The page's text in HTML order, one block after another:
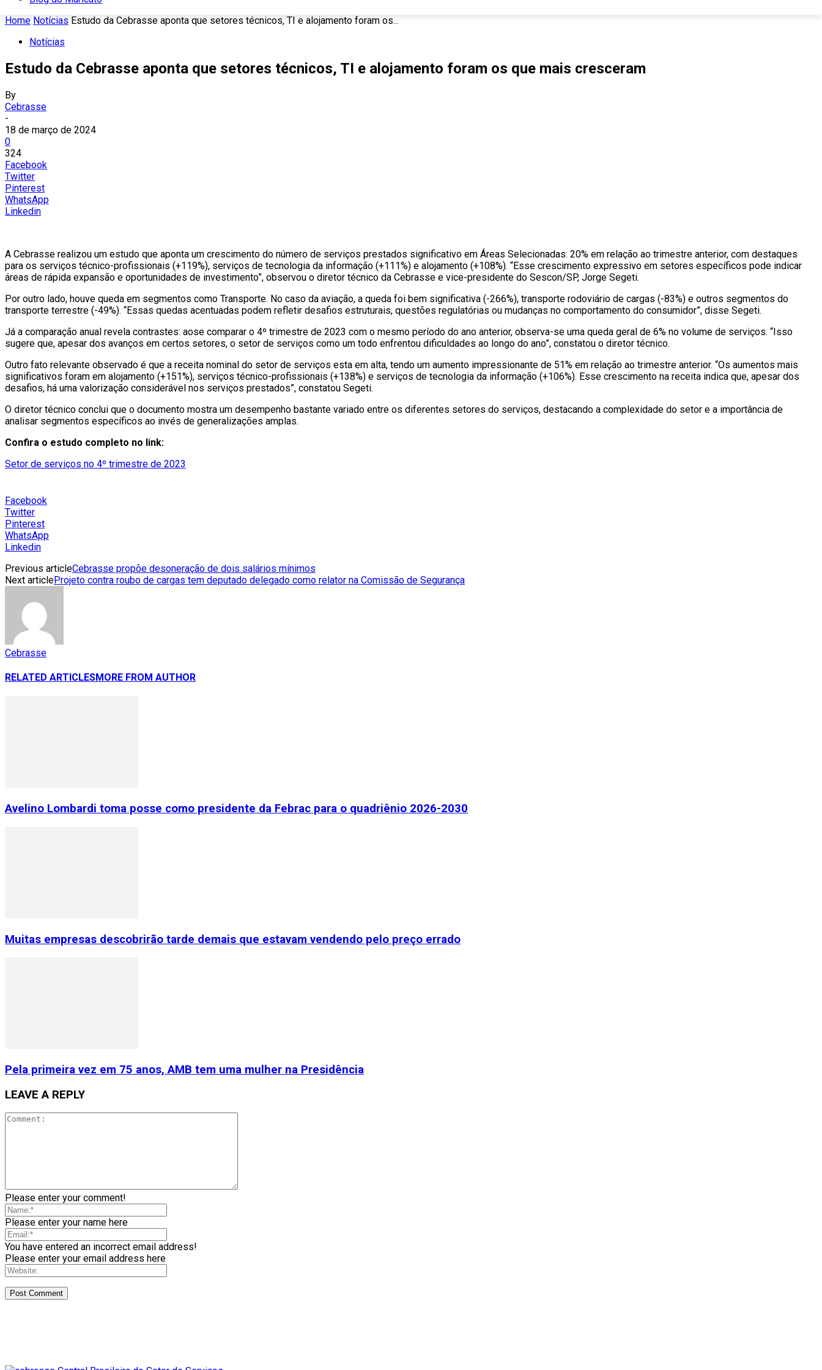
Home Notícias Estudo da Cebrasse aponta que setores técnicos, TI e alojamento foram os...
Notícias
Estudo da Cebrasse aponta que setores técnicos, TI e alojamento foram os que mais cresceram
By
Cebrasse
-
18 de março de 2024
0
324
Facebook
Twitter
Pinterest
WhatsApp
Linkedin
A Cebrasse realizou um estudo que aponta um crescimento do número de serviços prestados significativo em Áreas Selecionadas: 20% em relação ao trimestre anterior, com destaques
para os serviços técnico-profissionais (+119%), serviços de tecnologia da informação (+111%) e alojamento (+108%). “Esse crescimento expressivo em setores específicos pode indicar
áreas de rápida expansão e oportunidades de investimento”, observou o diretor técnico da Cebrasse e vice-presidente do Sescon/SP, Jorge Segeti.
Por outro lado, houve queda em segmentos como Transporte. No caso da aviação, a queda foi bem significativa (-266%), transporte rodoviário de cargas (-83%) e outros segmentos do
transporte terrestre (-49%). “Essas quedas acentuadas podem refletir desafios estruturais, questões regulatórias ou mudanças no comportamento do consumidor”, disse Segeti.
Já a comparação anual revela contrastes: aose comparar o 4º trimestre de 2023 com o mesmo período do ano anterior, observa-se uma queda geral de 6% no volume de serviços. “Isso
sugere que, apesar dos avanços em certos setores, o setor de serviços como um todo enfrentou dificuldades ao longo do ano”, constatou o diretor técnico.
Outro fato relevante observado é que a receita nominal do setor de serviços esta em alta, tendo um aumento impressionante de 51% em relação ao trimestre anterior. “Os aumentos mais
significativos foram em alojamento (+151%), serviços técnico-profissionais (+138%) e serviços de tecnologia da informação (+106%). Esse crescimento na receita indica que, apesar dos
desafios, há uma valorização considerável nos serviços prestados”, constatou Segeti.
O diretor técnico conclui que o documento mostra um desempenho bastante variado entre os diferentes setores do serviços, destacando a complexidade do setor e a importância de
analisar segmentos específicos ao invés de generalizações amplas.
Confira o estudo completo no link:
Setor de serviços no 4º trimestre de 2023
Facebook
Twitter
Pinterest
WhatsApp
Linkedin
Previous articleCebrasse propõe desoneração de dois salários mínimos
Next articleProjeto contra roubo de cargas tem deputado delegado como relator na Comissão de Segurança
Cebrasse
RELATED ARTICLESMORE FROM AUTHOR
Avelino Lombardi toma posse como presidente da Febrac para o quadriênio 2026-2030
Muitas empresas descobrirão tarde demais que estavam vendendo pelo preço errado
Pela primeira vez em 75 anos, AMB tem uma mulher na Presidência
LEAVE A REPLY
Please enter your comment!
Please enter your name here
You have entered an incorrect email address!
Please enter your email address here